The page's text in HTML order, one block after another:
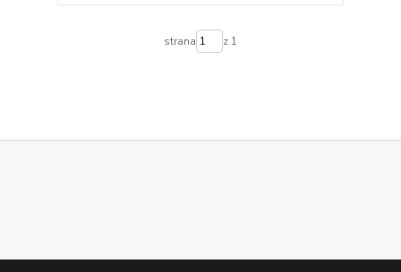
strana z 1